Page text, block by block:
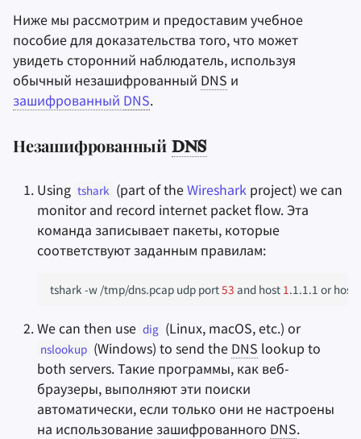
Следует ли мне использовать
зашифрованныйDNS?
Что такоеDNSSEC?
QNAME?
Что такое клиентская подсеть
EDNS (ECS)?
Менеджеры паролей
Pastebins
Мессенджеры
Ниже мы рассмотрим и предоставим учебное
пособие для доказательства того, что может
увидеть сторонний наблюдатель, используя
обычный незашифрованный DNS и
зашифрованный DNS.
Незашифрованный DNS
Using tshark (part of theWireshark project) we can
monitor and record internet packet flow. Эта
команда записывает пакеты, которые
соответствуют заданным правилам:
tshark -w /tmp/dns.pcap udp port53 and host 1 .1.1.1 or host
We can then use dig (Linux, macOS, etc.) or
nslookup (Windows) to send the DNS lookup to
both servers. Такие программы, как веб-
браузеры, выполняют эти поиски
автоматически, если только они не настроены
на использование зашифрованного DNS.